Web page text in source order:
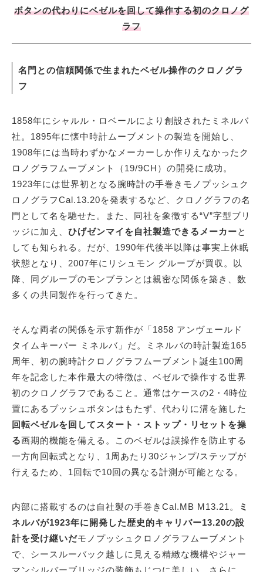
ボタンの代わりにベゼルを回して操作する初のクロノグ
ラフ
名門との信頼関係で生まれたベゼル操作のクロノグラ
フ
1858年にシャルル・ロベールにより創設されたミネルバ
社。1895年に懐中時計ムーブメントの製造を開始し、
1908年には当時わずかなメーカーしか作りえなかったク
ロノグラフムーブメント（19/9CH）の開発に成功。
1923年には世界初となる腕時計の手巻きモノプッシュク
ロノグラフCal.13.20を発表するなど、クロノグラフの名
門として名を馳せた。また、同社を象徴する“V”字型ブリ
ッジに加え、 ひげゼンマイを自社製造できるメーカーと
しても知られる。だが、1990年代後半以降は事実上休眠
状態となり、2007年にリシュモン グループが買収。以
降、同グループのモンブランとは親密な関係を築き、数
多くの共同製作を行ってきた。
そんな両者の関係を示す新作が「1858 アンヴェールド
タイムキーパー ミネルバ」だ。ミネルバの時計製造165
周年、初の腕時計クロノグラフムーブメント誕生100周
年を記念した本作最大の特徴は、ベゼルで操作する世界
初のクロノグラフであること。通常はケースの2・4時位
置にあるプッシュボタンはもたず、代わりに溝を施した
回転ベゼルを回してスタート・ストップ・リセットを操
る画期的機能を備える。このベゼルは誤操作を防止する
一方向回転式となり、1周あたり30ジャンプ/ステップが
行えるため、1回転で10回の異なる計測が可能となる。
内部に搭載するのは自社製の手巻きCal.MB M13.21。
ミ
ネルバが1923年に開発した歴史的キャリバー13.20の設
計を受け継いだモノプッシュクロノグラフムーブメント
で、シースルーバック越しに見える精緻な機構やジャー
マンシルバーブリッジの装飾もじつに美しい。さらに